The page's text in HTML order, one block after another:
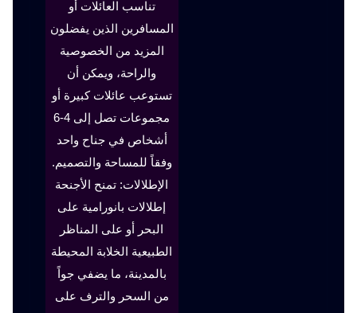
تناسب العائلات أو
المسافرين الذين يفضلون
المزيد من الخصوصية
والراحة، ويمكن أن
تستوعب عائلات كبيرة أو
مجموعات تصل إلى 4-6
أشخاص في جناح واحد
وفقاً للمساحة والتصميم.
الإطلالات: تمنح الأجنحة
إطلالات بانورامية على
البحر أو على المناظر
الطبيعية الخلابة المحيطة
بالمدينة، ما يضفي جواً
من السحر والترف على